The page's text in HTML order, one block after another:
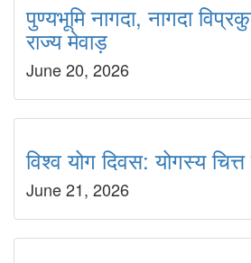
पुण्यभूमि नागदा, नागदा
राज्य मेवाड़
June 20, 2026
विश्व योग दिवस: योगस्य चित्त
June 21, 2026